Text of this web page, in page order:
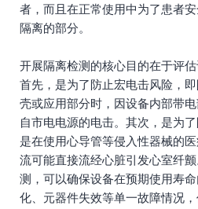
者，而且在正常使用中为了患者
隔离的部分。
开展隔离检测的核心目的在于评估
首先，是为了防止宏电击风险，
壳或应用部分时，因设备内部带
自市电电源的电击。其次，是为
是在使用心导管等侵入性器械的
流可能直接流经心脏引发心室纤
测，可以确保设备在预期使用寿
化、元器件失效等单一故障情况